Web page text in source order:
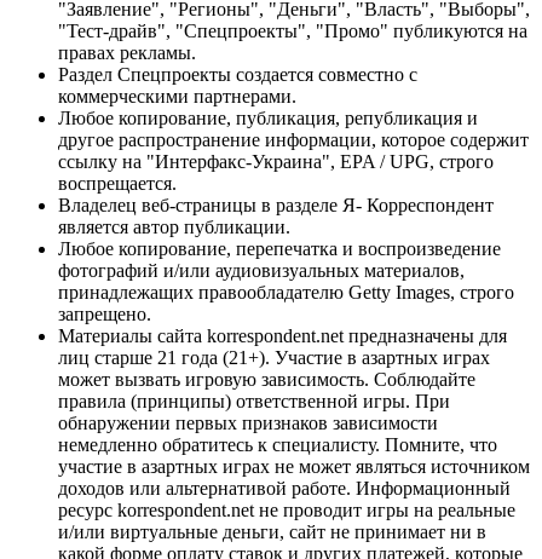
"Заявление", "Регионы", "Деньги", "Власть", "Выборы",
"Тест-драйв", "Спецпроекты", "Промо" публикуются на
правах рекламы.
Раздел Спецпроекты создается совместно с
коммерческими партнерами.
Любое копирование, публикация, републикация и
другое распространение информации, которое содержит
ссылку на "Интерфакс-Украина", EPA / UPG, строго
воспрещается.
Владелец веб-страницы в разделе Я- Корреспондент
является автор публикации.
Любое копирование, перепечатка и воспроизведение
фотографий и/или аудиовизуальных материалов,
принадлежащих правообладателю Getty Images, строго
запрещено.
Материалы сайта korrespondent.net предназначены для
лиц старше 21 года (21+). Участие в азартных играх
может вызвать игровую зависимость. Соблюдайте
правила (принципы) ответственной игры. При
обнаружении первых признаков зависимости
немедленно обратитесь к специалисту. Помните, что
участие в азартных играх не может являться источником
доходов или альтернативой работе. Информационный
ресурс korrespondent.net не проводит игры на реальные
и/или виртуальные деньги, сайт не принимает ни в
какой форме оплату ставок и других платежей, которые